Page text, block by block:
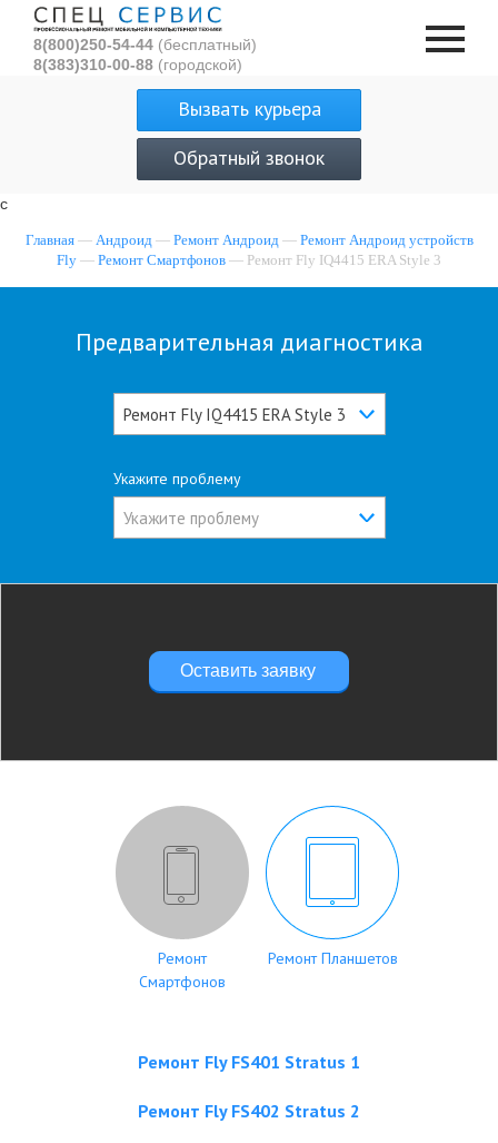
с
8(800)250-54-44 (бесплатный)
8(383)310-00-88 (городской)
Вызвать курьера
Обратный звонок
Главная— Андроид — Ремонт Андроид — Ремонт Андроид устройств
Fly — Ремонт Смартфонов — Ремонт Fly IQ4415 ERA Style 3
Предварительная диагностика
Ремонт Fly IQ4415 ERA Style 3
Укажите проблему
Укажите проблему
Оставить заявку
Ремонт
Смартфонов
Ремонт Планшетов
Ремонт Fly FS401 Stratus 1
Ремонт Fly FS402 Stratus 2